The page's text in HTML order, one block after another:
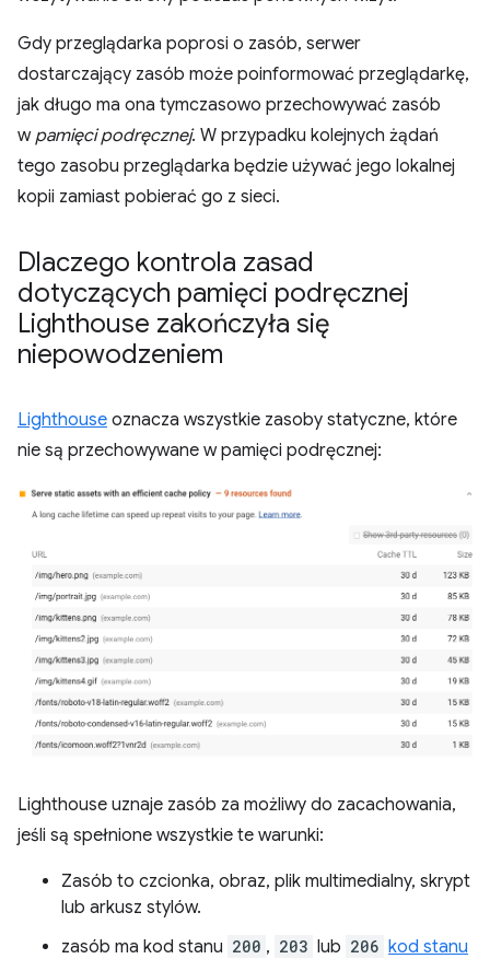
Gdy przeglądarka poprosi o zasób, serwer
dostarczający zasób może poinformować przeglądarkę,
jak długo ma ona tymczasowo przechowywać zasób
wpamięci podręcznej. W przypadku kolejnych żądań
tego zasobu przeglądarka będzie używać jego lokalnej
kopii zamiast pobierać go z sieci.
Dlaczego kontrola zasad
dotyczących pamięci podręcznej
Lighthouse zakończyła się
niepowodzeniem
Lighthouse oznacza wszystkie zasoby statyczne, które
nie są przechowywane w pamięci podręcznej:
Lighthouse uznaje zasób za możliwy do zacachowania,
jeśli są spełnione wszystkie te warunki:
Zasób to czcionka, obraz, plik multimedialny, skrypt
lub arkusz stylów.
zasób ma kod stanu 200 , 203 lub 206 kod stanu